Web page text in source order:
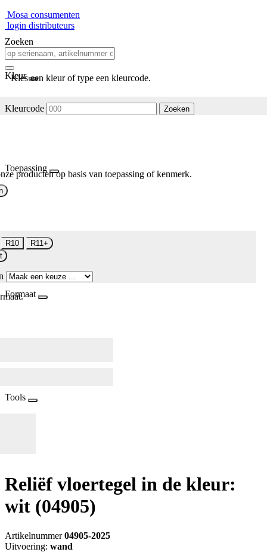
Mosa consumenten
login distributeurs
Zoeken
Kleur
Kies een kleur of type een kleurcode.
Kleurcode Zoeken
Toepassing
producten op basis van toepassing of kenmerk.
R10
R11+
Formaat
Tools
Reliëf vloertegel in de kleur:
wit (04905)
Artikelnummer04905-2025
Uitvoering: wand